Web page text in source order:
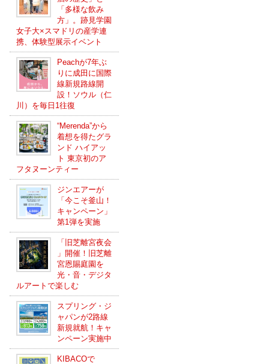
「多様な飲み
方」。跡見学園
女子大×スマドリの産学連
携、体験型展示イベント
Peachが7年ぶ
りに成田に国際
線新規路線開
設！ソウル（仁
川）を毎日1往復
“Merenda”から
着想を得たグラ
ンド ハイアッ
ト 東京初のア
フタヌーンティー
ジンエアーが
「今こそ釜山！
キャンペーン」
第1弾を実施
「旧芝離宮夜会
」開催！旧芝離
宮恩賜庭園を
光・音・デジタ
ルアートで楽しむ
スプリング・ジ
ャパンが2路線
新規就航！キャ
ンペーン実施中
KIBACOで